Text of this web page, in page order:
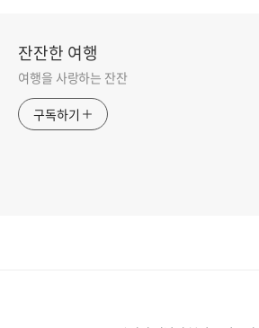
잔잔한 여행
여행을 사랑하는 잔잔
구독하기